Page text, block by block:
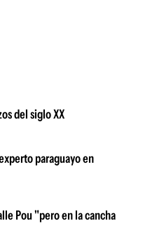
del siglo XX
paraguayo en
Pou "pero en la cancha